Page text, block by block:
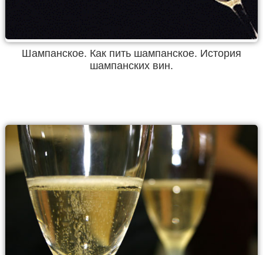
Шампанское. Как пить шампанское. История
шампанских вин.